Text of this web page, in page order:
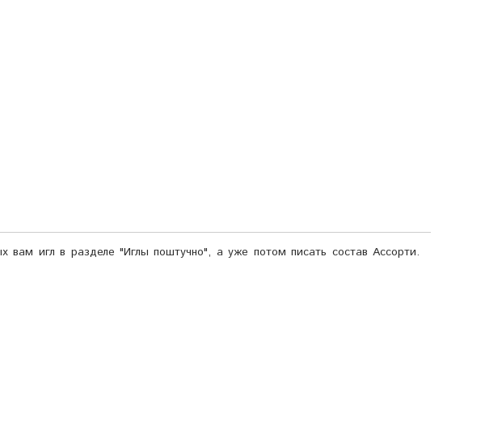
игл в разделе "Иглы поштучно", а уже потом писать состав Ассорти.